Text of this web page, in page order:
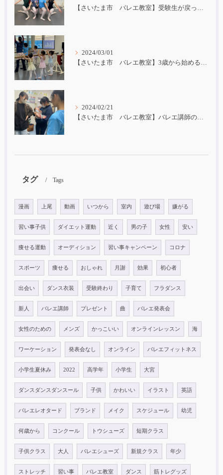
2024/03/01
2024/02/21
【さいたま市 バレエ教室】バレエ講師の子育て
タグ Tags
漫画 上尾 動画 いつから 室内 遊び場 嫌がる
習い事子供 ダイエット運動 近く 男の子 女性 安い
痩せる運動 オーディション 習い事キャンペーン コロナ
スポーツ 痩せる おしゃれ 月謝 効果 初心者
出会い ダンス衣装 受験終わり 子育て フラダンス
新人 バレエ講師 プレゼント 曲 バレエ発表会
女性のための メンズ かっこいい オンラインレッスン 海
ワーケーション 発表会なし オンライン バレエフィットネス
小学生夏休み 2022 高学年 小学生 大宮
ダンスダンスダンスール 子供 かわいい イラスト 英語
バレエレオタード ブランド メイク スケジュール 幼児
何歳から コンクール トウシューズ 短期クラス
子供クラス 大人 バレエシューズ 新規クラス 年少
ストレッチ 習い事 バレエ教室 ダンス 筋トレグッズ